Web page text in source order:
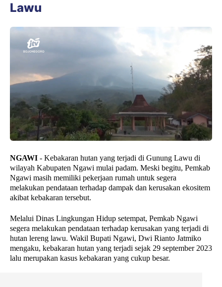
Lawu
NGAWI - Kebakaran hutan yang terjadi di Gunung Lawu di
wilayah Kabupaten Ngawi mulai padam. Meski begitu, Pemkab
Ngawi masih memiliki pekerjaan rumah untuk segera
melakukan pendataan terhadap dampak dan kerusakan ekositem
akibat kebakaran tersebut.
Melalui Dinas Lingkungan Hidup setempat, Pemkab Ngawi
segera melakukan pendataan terhadap kerusakan yang terjadi di
hutan lereng lawu. Wakil Bupati Ngawi, Dwi Rianto Jatmiko
mengaku, kebakaran hutan yang terjadi sejak 29 september 2023
lalu merupakan kasus kebakaran yang cukup besar.